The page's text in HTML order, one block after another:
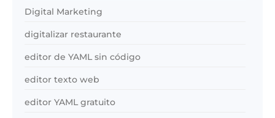
Digital Marketing
digitalizar restaurante
editor de YAML sin código
editor texto web
editor YAML gratuito